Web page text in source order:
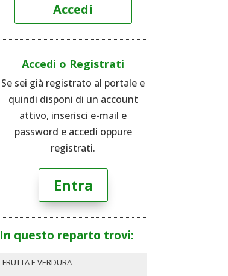
Accedi
Accedi o Registrati
Se sei già registrato al portale e
quindi disponi di un account
attivo, inserisci e-mail e
password e accedi oppure
registrati.
Entra
In questo reparto trovi:
FRUTTA E VERDURA